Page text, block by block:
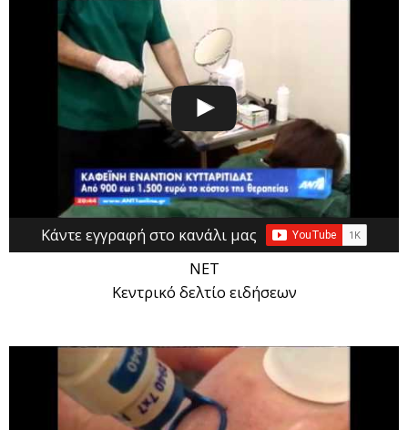
Κάντε εγγραφή στο κανάλι μας
ΝΕΤ
Κεντρικό δελτίο ειδήσεων